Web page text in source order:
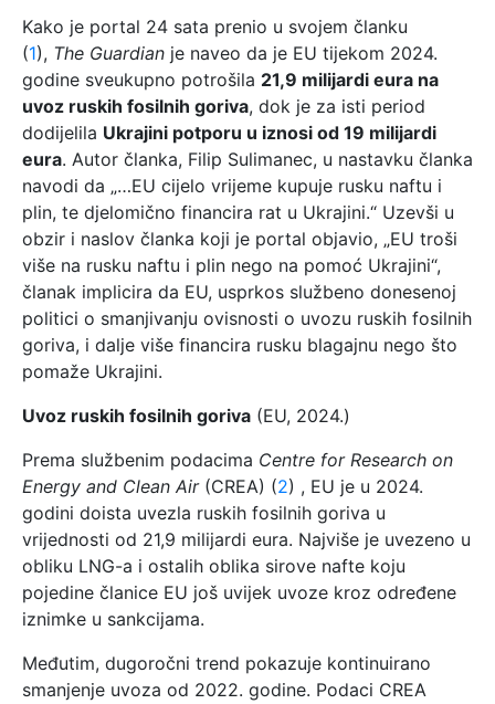
Kako je portal 24 sata prenio u svojem članku
(1), The Guardian je naveo da je EU tijekom 2024.
godine sveukupno potrošila 21,9 milijardi eura na
uvoz ruskih fosilnih goriva, dok je za isti period
dodijelila Ukrajini potporu u iznosi od 19 milijardi
eura. Autor članka, Filip Sulimanec, u nastavku članka
navodi da „…EU cijelo vrijeme kupuje rusku naftu i
plin, te djelomično financira rat u Ukrajini.“ Uzevši u
obzir i naslov članka koji je portal objavio, „EU troši
više na rusku naftu i plin nego na pomoć Ukrajini“,
članak implicira da EU, usprkos službeno donesenoj
politici o smanjivanju ovisnosti o uvozu ruskih fosilnih
goriva, i dalje više financira rusku blagajnu nego što
pomaže Ukrajini.
Uvoz ruskih fosilnih goriva (EU, 2024.)
Prema službenim podacima Centre for Research on
Energy and Clean Air(CREA) (2) , EU je u 2024.
godini doista uvezla ruskih fosilnih goriva u
vrijednosti od 21,9 milijardi eura. Najviše je uvezeno u
obliku LNG-a i ostalih oblika sirove nafte koju
pojedine članice EU još uvijek uvoze kroz određene
iznimke u sankcijama.
Međutim, dugoročni trend pokazuje kontinuirano
smanjenje uvoza od 2022. godine. Podaci CREA